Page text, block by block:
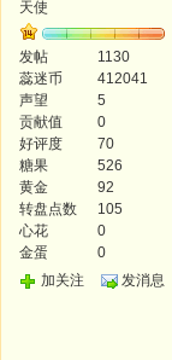
天使
发帖
1130
蕊迷币
412041
声望
5
贡献值
0
好评度
70
糖果
526
黄金
92
转盘点数
105
心花
0
金蛋
0
加关注
发消息